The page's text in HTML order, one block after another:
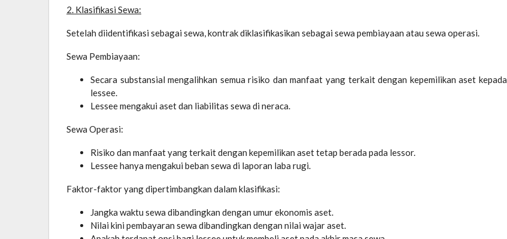
2. Klasifikasi Sewa:
Setelah diidentifikasi sebagai sewa, kontrak diklasifikasikan sebagai sewa pembiayaan atau sewa operasi.
Sewa Pembiayaan:
Secara substansial mengalihkan semua risiko dan manfaat yang terkait dengan kepemilikan aset kepada
lessee.
Lessee mengakui aset dan liabilitas sewa di neraca.
Sewa Operasi:
Risiko dan manfaat yang terkait dengan kepemilikan aset tetap berada pada lessor.
Lessee hanya mengakui beban sewa di laporan laba rugi.
Faktor-faktor yang dipertimbangkan dalam klasifikasi:
Jangka waktu sewa dibandingkan dengan umur ekonomis aset.
Nilai kini pembayaran sewa dibandingkan dengan nilai wajar aset.